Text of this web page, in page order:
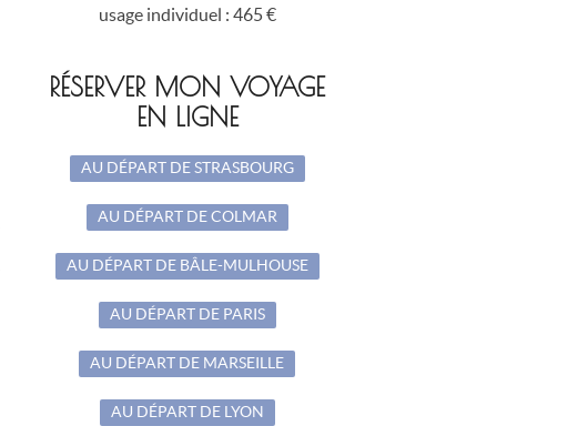
usage individuel : 465 €
RÉSERVER MON VOYAGE
EN LIGNE
AU DÉPART DE STRASBOURG
AU DÉPART DE COLMAR
AU DÉPART DE BÂLE-MULHOUSE
AU DÉPART DE PARIS
AU DÉPART DE MARSEILLE
AU DÉPART DE LYON